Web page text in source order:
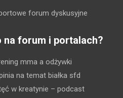
forum dyskusyjne
na forum i portalach?
mma a odżywki
na temat białka sfd
w kreatynie – podcast